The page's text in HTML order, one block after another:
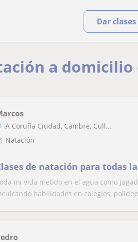
Dar
a domicilio
A Coruña Ciudad, Cambre, Cull...
Natación
de natación para todas
mi vida metido en el agua como
habilidades en colegios,